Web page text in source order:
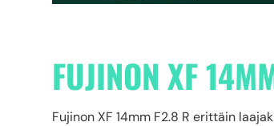
FUJINON XF
Fujinon XF 14mm F2.8 R erittäin